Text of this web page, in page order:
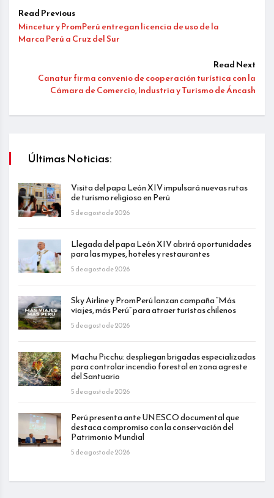
Read Previous
Mincetur y PromPerú entregan licencia de uso de la
Marca Perú a Cruz del Sur
Read Next
Canatur firma convenio de cooperación turística con la
Cámara de Comercio, Industria y Turismo de Áncash
Últimas Noticias:
Visita del papa León XIV impulsará nuevas rutas
de turismo religioso en Perú
5 de agosto de 2026
Llegada del papa León XIV abrirá oportunidades
para las mypes, hoteles y restaurantes
5 de agosto de 2026
Sky Airline y PromPerú lanzan campaña “Más
viajes, más Perú” para atraer turistas chilenos
5 de agosto de 2026
Machu Picchu: despliegan brigadas especializadas
para controlar incendio forestal en zona agreste
del Santuario
5 de agosto de 2026
Perú presenta ante UNESCO documental que
destaca compromiso con la conservación del
Patrimonio Mundial
5 de agosto de 2026